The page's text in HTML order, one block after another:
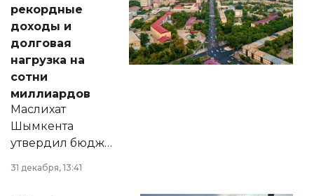
рекордные
доходы и
долговая
нагрузка на
сотни
миллиардов
Маслихат
Шымкента
утвердил бюджет
города на 2026–
2028 годы.
31 декабря, 13:41